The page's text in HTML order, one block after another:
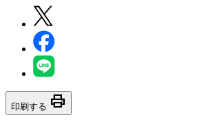
印刷する print